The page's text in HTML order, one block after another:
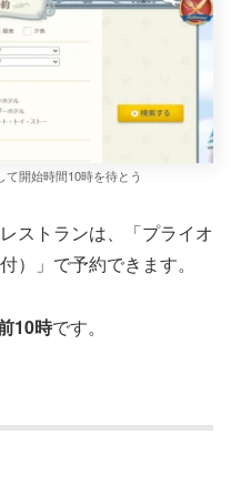
開始時間10時を待とう
ストランは、「プライオ
）」で予約できます。
10時です。